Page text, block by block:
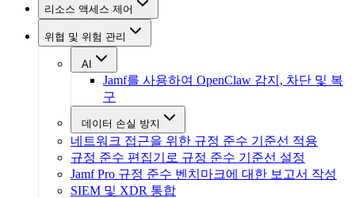
리소스 액세스 제어
위협 및 위험 관리
AI
Jamf를 사용하여 OpenClaw 감지, 차단 및 복
구
데이터 손실 방지
네트워크 접근을 위한 규정 준수 기준선 적용
규정 준수 편집기로 규정 준수 기준선 설정
Jamf Pro 규정 준수 벤치마크에 대한 보고서 작성
SIEM 및 XDR 통합